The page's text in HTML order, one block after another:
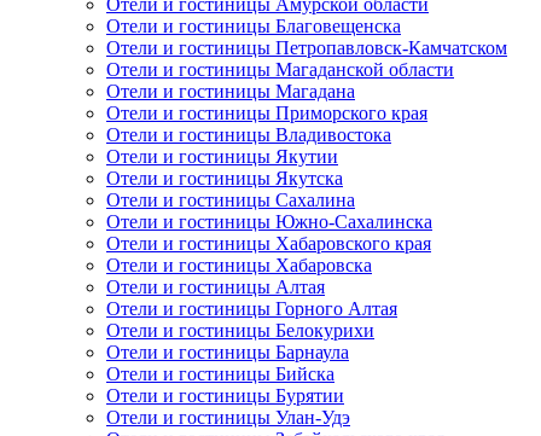
Отели и гостиницы Благовещенска
Отели и гостиницы Петропавловск-Камчатском
Отели и гостиницы Магаданской области
Отели и гостиницы Магадана
Отели и гостиницы Приморского края
Отели и гостиницы Владивостока
Отели и гостиницы Якутии
Отели и гостиницы Якутска
Отели и гостиницы Сахалина
Отели и гостиницы Южно-Сахалинска
Отели и гостиницы Хабаровского края
Отели и гостиницы Хабаровска
Отели и гостиницы Алтая
Отели и гостиницы Горного Алтая
Отели и гостиницы Белокурихи
Отели и гостиницы Барнаула
Отели и гостиницы Бийска
Отели и гостиницы Бурятии
Отели и гостиницы Улан-Удэ